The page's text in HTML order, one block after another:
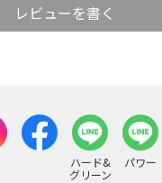
レビューを書く
ハード&
グリーン
パワー